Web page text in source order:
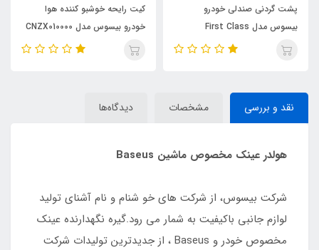
پشت گردنی صندلی خودرو
بیسوس مدل First Class
کیت رایحه خوشبو کننده هوا
خودرو بیسوس مدل CNZX010000
بسته ۲ عددی
نقد و بررسی مشخصات دیدگاه‌ها
هولدر عینک مخصوص ماشین Baseus
شرکت بیسوس، از شرکت های خو شنام و نام آشنای تولید
لوازم جانبی باکیفیت به شمار می رود.گیره نگهدارنده عینک
مخصوص خودر و Baseus ، از جدیدترین تولیدات شرکت